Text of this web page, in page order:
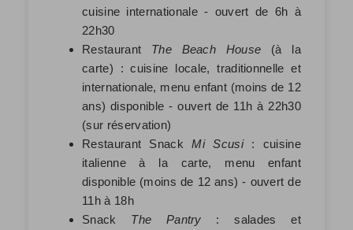
cuisine internationale - ouvert de 6h à
22h30
Restaurant The Beach House (à la
carte) : cuisine locale, traditionnelle et
internationale, menu enfant (moins de 12
ans) disponible - ouvert de 11h à 22h30
(sur réservation)
Restaurant SnackMi Scusi: cuisine
italienne à la carte, menu enfant
disponible (moins de 12 ans) - ouvert de
11h à 18h
Snack The Pantry : salades et